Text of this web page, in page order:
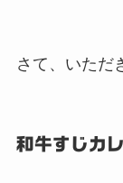
さて、いただ
和牛すじカ